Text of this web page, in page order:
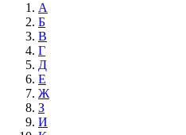
А
Б
В
Г
Д
Е
Ж
З
И